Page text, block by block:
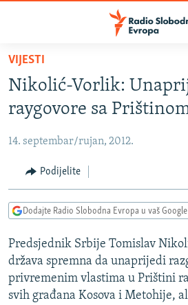
Pređite
glavni
sadržaj
Pređite
na
navigaciju
Pređite
na
VIJESTI
SRBIJA
KOSOVO
CRNA GORA
VIDEO
FOTOGALERIJE
INFOGRAFIKE
PODCASTI
RAT U UKRAJINI
KINA NA BALKANU
RSE PRIČE IZ SVIJETA
VIJESTI
Nikolić-Vorlik:
raygovore sa
14. septembar/rujan, 2012.
Podijelite
Dodajte Radio Slobodna Evropa u vaš
Predsjednik Srbije Tomislav
država spremna da unaprijedi
privremenim vlastima u Prištini
svih građana Kosova i Metohije,